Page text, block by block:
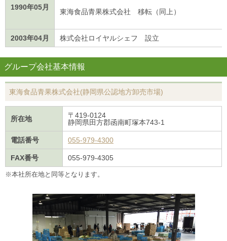
1990年05月
東海食品青果株式会社 移転（同上）
2003年04月 株式会社ロイヤルシェフ 設立
グループ会社基本情報
東海食品青果株式会社(静岡県公認地方卸売市場)
所在地
〒419-0124
静岡県田方郡函南町塚本743-1
電話番号 055-979-4300
FAX番号 055-979-4305
※本社所在地と同等となります。